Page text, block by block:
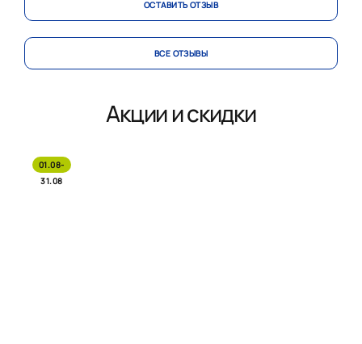
ОСТАВИТЬ ОТЗЫВ
ВСЕ ОТЗЫВЫ
Акции и скидки
01.08-
31.08